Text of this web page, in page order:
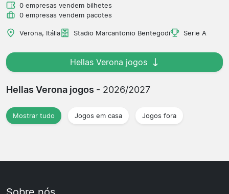
0 empresas vendem bilhetes
0 empresas vendem pacotes
Verona, Itália Stadio Marcantonio Bentegodi Serie A
Hellas Verona jogos
Hellas Verona jogos - 2026/2027
Mostrar tudo Jogos em casa Jogos fora